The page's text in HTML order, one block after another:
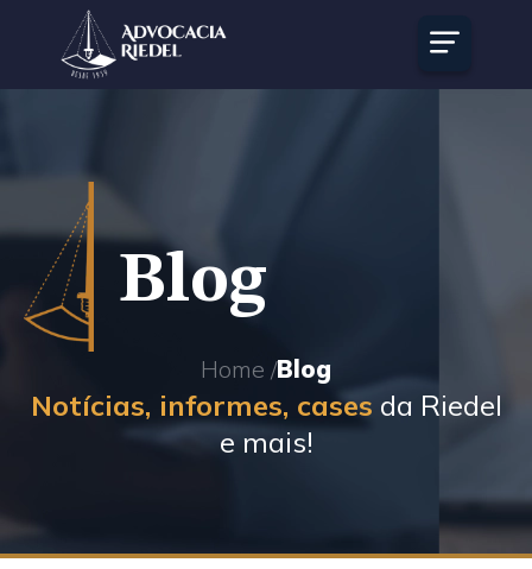
Blog
Home /Blog
Notícias, informes, cases da Riedel
e mais!